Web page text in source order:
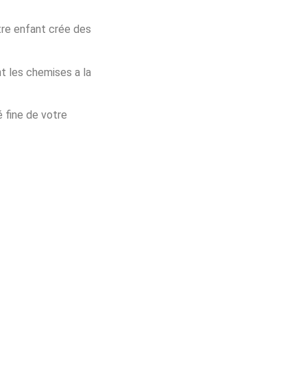
enfant crée des
les chemises a la
fine de votre